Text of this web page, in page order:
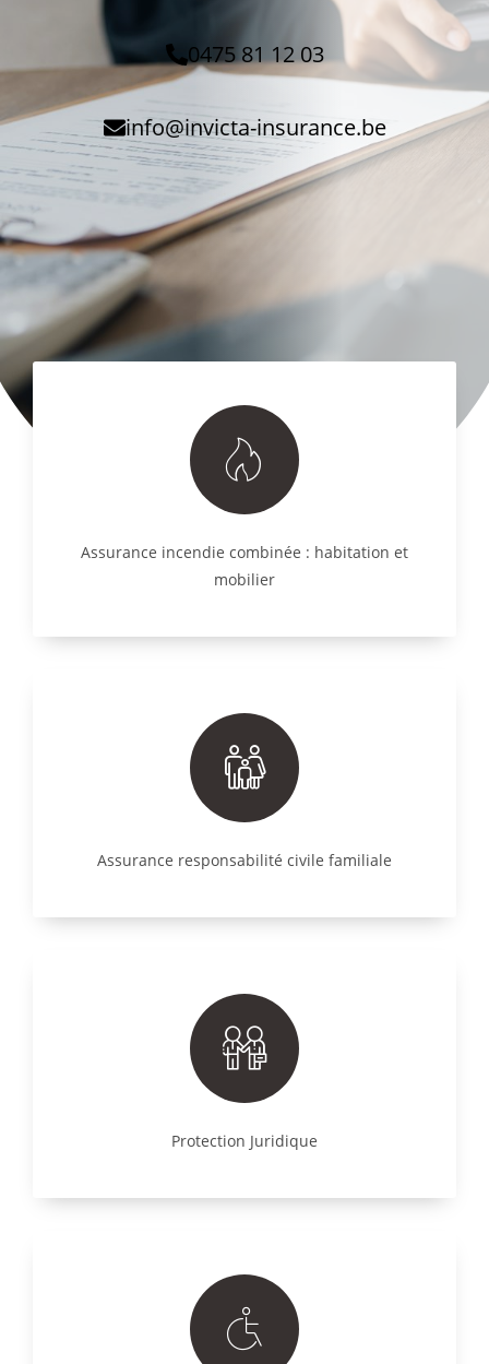
0475 81 12 03
info@invicta-insurance.be
Assurance incendie combinée : habitation et
mobilier
Assurance responsabilité civile familiale
Protection Juridique